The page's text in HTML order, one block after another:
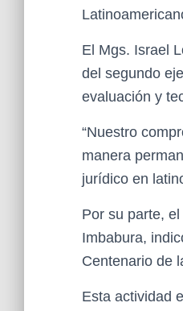
El Mgs. Israel
del segundo
evaluación y
“Nuestro
manera
jurídico en
Por su parte,
Imbabura,
Centenario de
Esta actividad